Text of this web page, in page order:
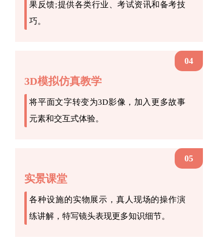
果反馈;提供各类行业、考试资讯和备考技
巧。
04
3D模拟仿真教学
将平面文字转变为3D影像，加入更多故事
元素和交互式体验。
05
实景课堂
各种设施的实物展示，真人现场的操作演
练讲解，特写镜头表现更多知识细节。